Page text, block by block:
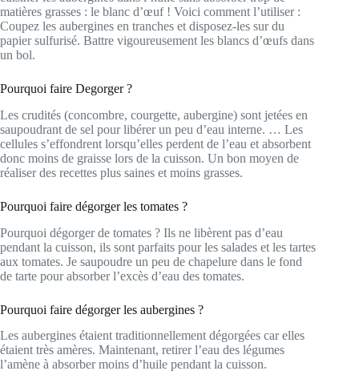
matières grasses : le blanc d’œuf ! Voici comment l’utiliser :
Coupez les aubergines en tranches et disposez-les sur du
papier sulfurisé. Battre vigoureusement les blancs d’œufs dans
un bol.
Pourquoi faire Degorger ?
Les crudités (concombre, courgette, aubergine) sont jetées en
saupoudrant de sel pour libérer un peu d’eau interne. … Les
cellules s’effondrent lorsqu’elles perdent de l’eau et absorbent
donc moins de graisse lors de la cuisson. Un bon moyen de
réaliser des recettes plus saines et moins grasses.
Pourquoi faire dégorger les tomates ?
Pourquoi dégorger de tomates ? Ils ne libèrent pas d’eau
pendant la cuisson, ils sont parfaits pour les salades et les tartes
aux tomates. Je saupoudre un peu de chapelure dans le fond
de tarte pour absorber l’excès d’eau des tomates.
Pourquoi faire dégorger les aubergines ?
Les aubergines étaient traditionnellement dégorgées car elles
étaient très amères. Maintenant, retirer l’eau des légumes
l’amène à absorber moins d’huile pendant la cuisson.